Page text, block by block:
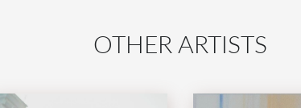
OTHER ARTISTS